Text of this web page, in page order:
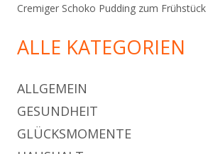
Cremiger Schoko Pudding zum Frühstück
ALLE KATEGORIEN
ALLGEMEIN
GESUNDHEIT
GLÜCKSMOMENTE